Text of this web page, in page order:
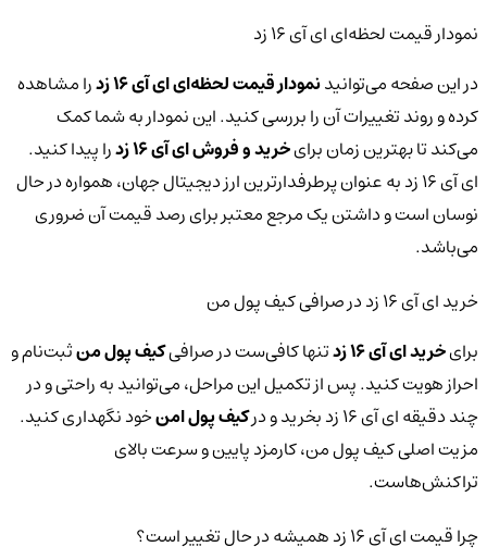
نمودار قیمت لحظه‌ای ای آی 16 زد
در این صفحه می‌توانیدنمودار قیمت لحظه‌ای ای آی 16 زد
را مشاهده
کرده و روند تغییرات آن را بررسی کنید. این نمودار به شما کمک
می‌کند تا بهترین زمان برایخرید و فروش ای آی 16 زد
را پیدا کنید.
ای آی 16 زد به عنوان پرطرفدارترین ارز دیجیتال جهان، همواره در حال
نوسان است و داشتن یک مرجع معتبر برای رصد قیمت آن ضروری
می‌باشد.
خرید ای آی 16 زد در صرافی کیف پول من
برایخرید ای آی 16 زد تنها کافی‌ست در صرافیکیف پول منثبت‌نام و
احراز هویت کنید. پس از تکمیل این مراحل، می‌توانید به راحتی و در
چند دقیقه ای آی 16 زد بخرید و در
کیف پول امنخود نگهداری کنید.
مزیت اصلی کیف پول من، کارمزد پایین و سرعت بالای
تراکنش‌هاست.
چرا قیمت ای آی 16 زد همیشه در حال تغییر است؟